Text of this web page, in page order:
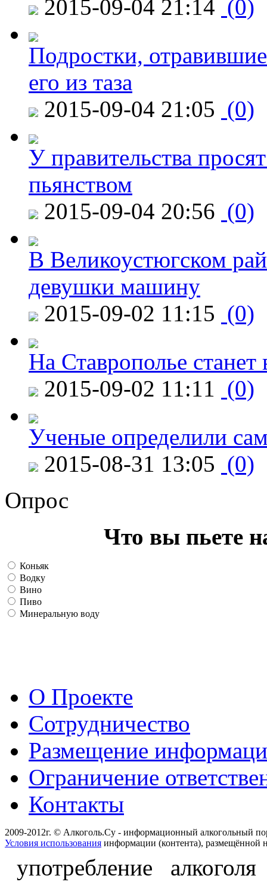
2015-09-04 21:14 (0)
Подростки,
его из таза
2015-09-04 21:05 (0)
У правительства
пьянством
2015-09-04 20:56 (0)
В Великоустюгском
девушки машину
2015-09-02 11:15 (0)
На Ставрополье
2015-09-02 11:11 (0)
Ученые определили
2015-08-31 13:05 (0)
Опрос
Что вы пьете
Коньяк
Водку
Вино
Пиво
Минеральную воду
О Проекте
Сотрудничество
Размещение
Ограничение
Контакты
2009-2012г. © Алкоголь.Су - информационный алкогольный
Условия использования информации (контента), размещённой
употребление